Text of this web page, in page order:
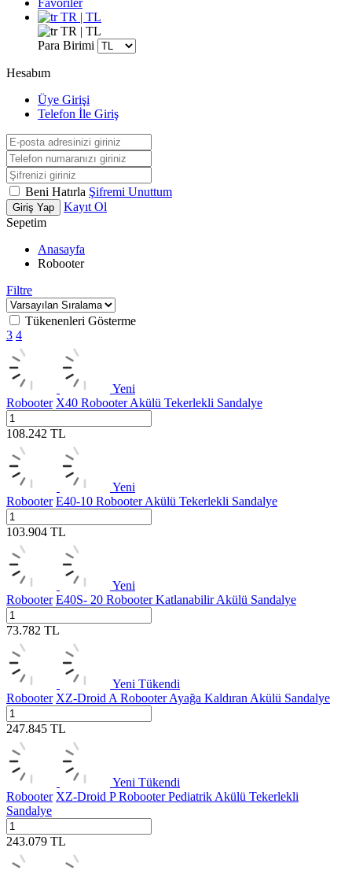
Favoriler
TR | TL
TR | TL
Para Birimi
Hesabım
Üye Girişi
Telefon İle Giriş
Beni Hatırla Şifremi Unuttum
Giriş Yap
Kayıt Ol
Sepetim
Anasayfa
Robooter
Filtre
Tükenenleri Gösterme
3 4
Yeni
Robooter X40 Robooter Akülü Tekerlekli Sandalye
108.242 TL
Yeni
Robooter E40-10 Robooter Akülü Tekerlekli Sandalye
103.904 TL
Yeni
Robooter E40S- 20 Robooter Katlanabilir Akülü Sandalye
73.782 TL
Yeni Tükendi
Robooter XZ-Droid A Robooter Ayağa Kaldıran Akülü Sandalye
247.845 TL
Yeni Tükendi
Robooter XZ-Droid P Robooter Pediatrik Akülü Tekerlekli
Sandalye
243.079 TL